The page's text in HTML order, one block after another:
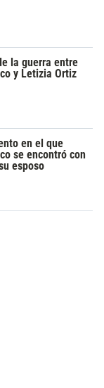
la guerra entre
y Letizia Ortiz
en el que
se encontró con
esposo